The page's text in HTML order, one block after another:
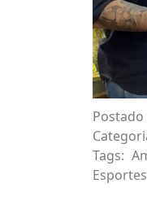
Tags:
Esportes